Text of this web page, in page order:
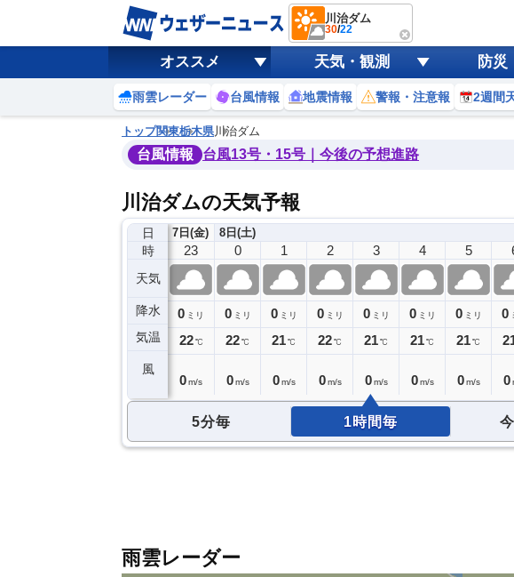
川治ダム
30/22
オススメ 天気・観測 防災
雨雲レーダー 台風情報 地震情報 警報・注意報 2週間
トップ関東栃木県川治ダム
台風情報 台風13号・15号｜今後の予想進路
川治ダムの天気予報
日
時
天気
降水
気温
風
7日(金)
22
0ミリ
23℃
23
0 ミリ
22 ℃
0m/s
8日(土)
0
0 ミリ
22℃
0 m/s
1
0 ミリ
21℃
0 m/s
2
0 ミリ
22℃
0 m/s
3
0 ミリ
21℃
0 m/s
4
0 ミリ
21℃
0 m/s
5
0 ミリ
21℃
0 m/s
0
0
5分毎 1時間毎
雨雲レーダー